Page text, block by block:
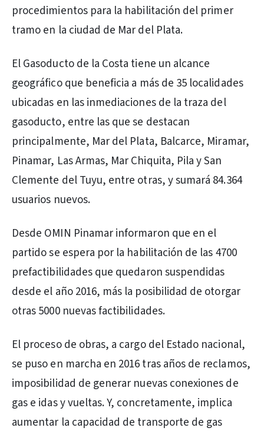
procedimientos para la habilitación del primer
tramo en la ciudad de Mar del Plata.
El Gasoducto de la Costa tiene un alcance
geográfico que beneficia a más de 35 localidades
ubicadas en las inmediaciones de la traza del
gasoducto, entre las que se destacan
principalmente, Mar del Plata, Balcarce, Miramar,
Pinamar, Las Armas, Mar Chiquita, Pila y San
Clemente del Tuyu, entre otras, y sumará 84.364
usuarios nuevos.
Desde OMIN Pinamar informaron que en el
partido se espera por la habilitación de las 4700
prefactibilidades que quedaron suspendidas
desde el año 2016, más la posibilidad de otorgar
otras 5000 nuevas factibilidades.
El proceso de obras, a cargo del Estado nacional,
se puso en marcha en 2016 tras años de reclamos,
imposibilidad de generar nuevas conexiones de
gas e idas y vueltas. Y, concretamente, implica
aumentar la capacidad de transporte de gas